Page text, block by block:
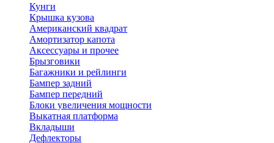
Кунги
Крышка кузова
Американский квадрат
Амортизатор капота
Аксессуары и прочее
Брызговики
Багажники и рейлинги
Бампер задний
Бампер передний
Блоки увеличения мощности
Выкатная платформа
Вкладыши
Дефлекторы